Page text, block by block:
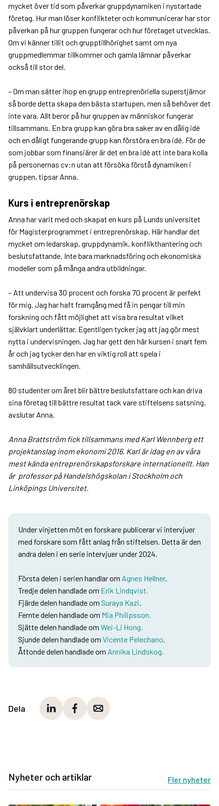
mycket över tid som påverkar gruppdynamiken i nystartade
företag. Hur man löser konflikteter och kommunicerar har stor
påverkan på hur gruppen fungerar och hur företaget utvecklas.
Om vi känner tillit och grupptillhörighet samt om nya
gruppmedlemmar tillkommer och gamla lämnar påverkar
också till stor del.
– Om man sätter ihop en grupp entreprenöriella superstjärnor
så borde detta skapa den bästa startupen, men så behöver det
inte vara. Allt beror på hur gruppen av människor fungerar
tillsammans. En bra grupp kan göra bra saker av en dålig idé
och en dåligt fungerande grupp kan förstöra en bra idé. För de
som jobbar som finansiärer är det en bra idé att inte bara kolla
på personernas cv:n utan att försöka förstå dynamiken i
gruppen, tipsar Anna.
Kurs i entreprenörskap
Anna har varit med och skapat en kurs på Lunds universitet
för Magisterprogrammet i entreprenörskap. Här handlar det
mycket om ledarskap, gruppdynamik, konflikthantering och
beslutsfattande. Inte bara marknadsföring och ekonomiska
modeller som på många andra utbildningar.
– Att undervisa 30 procent och forska 70 procent är perfekt
för mig. Jag har haft framgång med få in pengar till min
forskning och fått möjlighet att visa bra resultat vilket
självklart underlättar. Egentligen tycker jag att jag gör mest
nytta i undervisningen. Jag har gett den här kursen i snart fem
år och jag tycker den har en viktig roll att spela i
samhällsutvecklingen.
80 studenter om året blir bättre beslutsfattare och kan driva
sina företag till bättre resultat tack vare stiftelsens satsning,
avslutar Anna.
Anna Brattström fick tillsammans med Karl Wennberg ett
projektanslag inom ekonomi 2016. Karl är idag en av våra
mest kända entreprenörskapsforskare internationellt. Han
är professor på Handelshögskolan i Stockholm och
Linköpings Universitet.
Under vinjetten möt en forskare publicerar vi intervjuer
med forskare som fått anlag från stiftelsen. Detta är den
andra delen i en serie intervjuer under 2024.
Första delen i serien handlar om Agnes Hellner.
Tredje delen handlade om Erik Lindqvist.
Fjärde delen handlade om Suraya Kazi.
Femte delen handlade om Mia Philipsson.
Sjätte delen handlade om Wei-Li Hong.
Sjunde delen handlade om Vicente Pelechano.
Åttonde delen handlade om Annika Lindskog.
Dela
Nyheter och artiklar Fler nyheter